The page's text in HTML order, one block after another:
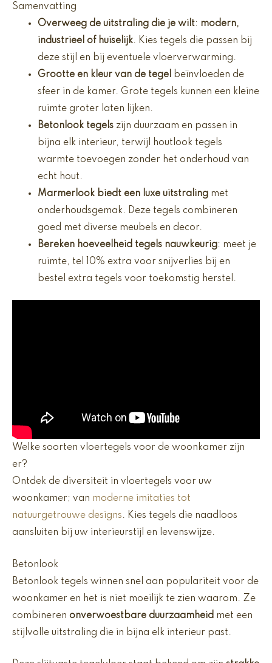
Samenvatting
Overweeg de uitstraling die je wilt: modern,
industrieel of huiselijk. Kies tegels die passen bij
deze stijl en bij eventuele vloerverwarming.
Grootte en kleur van de tegel
beïnvloeden de
sfeer in de kamer. Grote tegels kunnen een kleine
ruimte groter laten lijken.
Betonlook tegels zijn duurzaam en passen in
bijna elk interieur, terwijl houtlook tegels
warmte toevoegen zonder het onderhoud van
echt hout.
Marmerlook biedt een luxe uitstraling met
onderhoudsgemak. Deze tegels combineren
goed met diverse meubels en decor.
Bereken hoeveelheid tegels nauwkeurig: meet je
ruimte, tel 10% extra voor snijverlies bij en
bestel extra tegels voor toekomstig herstel.
Welke soorten vloertegels voor de woonkamer zijn
er?
Ontdek de diversiteit in vloertegels voor uw
woonkamer; van moderne imitaties tot
natuurgetrouwe designs. Kies tegels die naadloos
aansluiten bij uw interieurstijl en levenswijze.
Betonlook
Betonlook tegels winnen snel aan populariteit voor de
woonkamer en het is niet moeilijk te zien waarom. Ze
combineren onverwoestbare duurzaamheid met een
stijlvolle uitstraling die in bijna elk interieur past.